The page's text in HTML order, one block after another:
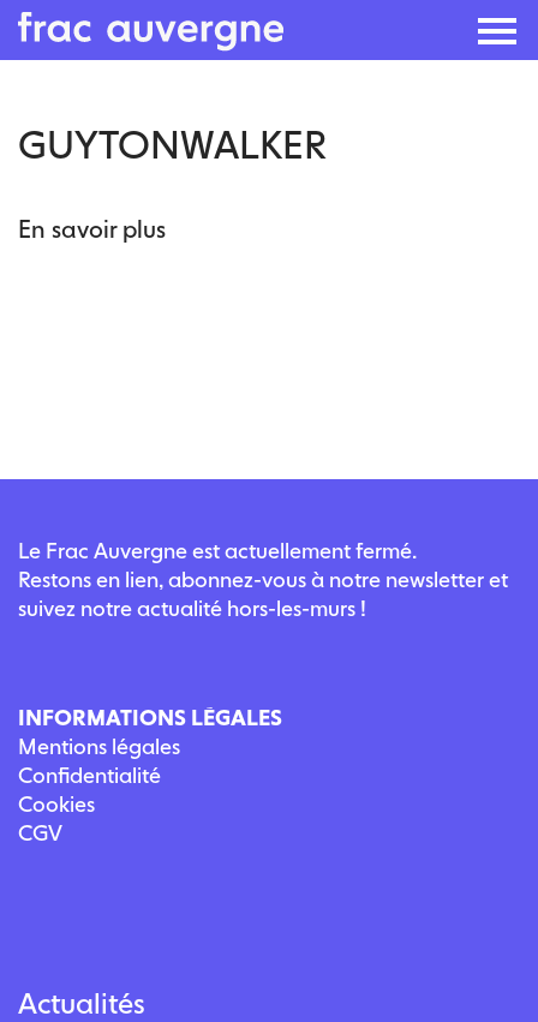
GUYTONWALKER
En savoir plus
Le Frac Auvergne est actuellement fermé.
Restons en lien, abonnez-vous à notre newsletter et
suivez notre actualité hors-les-murs !
INFORMATIONS LÉGALES
Mentions légales
Confidentialité
Cookies
CGV
Actualités